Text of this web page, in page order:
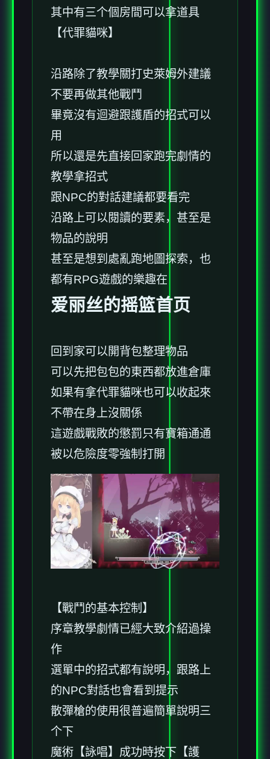
其中有三个個房間可以拿道具
【代罪貓咪】
沿路除了教學關打史萊姆外建議
不要再做其他戰鬥
畢竟沒有迴避跟護盾的招式可以
用
所以還是先直接回家跑完劇情的
教學拿招式
跟NPC的對話建議都要看完
沿路上可以閱讀的要素，甚至是
物品的說明
甚至是想到處亂跑地圖探索，也
都有RPG遊戲的樂趣在
爱丽丝的摇篮首页
回到家可以開背包整理物品
可以先把包包的東西都放進倉庫
如果有拿代罪貓咪也可以收起來
不帶在身上沒關係
這遊戲戰敗的懲罰只有寶箱通通
被以危險度零強制打開
【戰鬥的基本控制】
序章教學劇情已經大致介紹過操
作
選單中的招式都有說明，跟路上
的NPC對話也會看到提示
散彈槍的使用很普遍簡單說明三
个下
魔術【詠唱】成功時按下【護